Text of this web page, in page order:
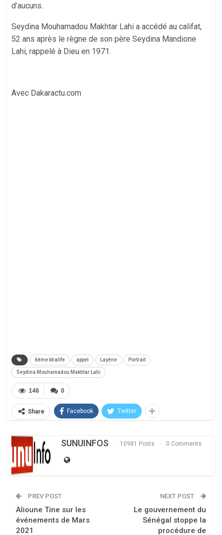
d’aucuns.
Seydina Mouhamadou Makhtar Lahi a accédé au califat,
52 ans après le règne de son père Seydina Mandione
Lahi, rappelé à Dieu en 1971.
Avec Dakaractu.com
6ème khalife appel Layène Portrait
Seydina Mouhamadou Makhtar Lahi
0
146
Share Facebook Twitter
SUNUINFOS 10981 Posts 0 Comments
PREV POST
Alioune Tine sur les
événements de Mars
2021
NEXT POST
Le gouvernement du
Sénégal stoppe la
procédure de